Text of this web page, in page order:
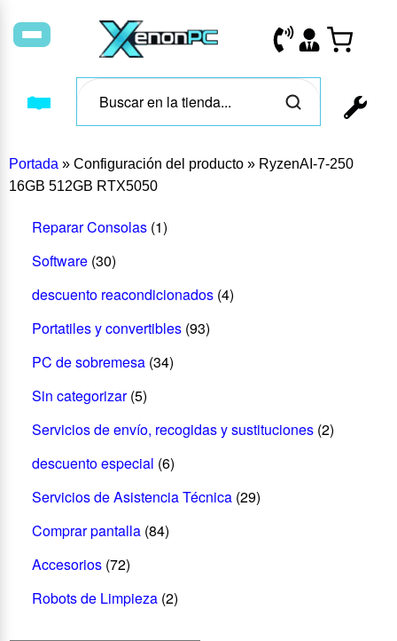
Portada » Configuración del producto » RyzenAI-7-250
16GB 512GB RTX5050
Reparar Consolas (1)
Software (30)
descuento reacondicionados (4)
Portatiles y convertibles (93)
PC de sobremesa (34)
Sin categorizar (5)
Servicios de envío, recogidas y sustituciones (2)
descuento especial (6)
Servicios de Asistencia Técnica (29)
Comprar pantalla (84)
Accesorios (72)
Robots de Limpieza (2)